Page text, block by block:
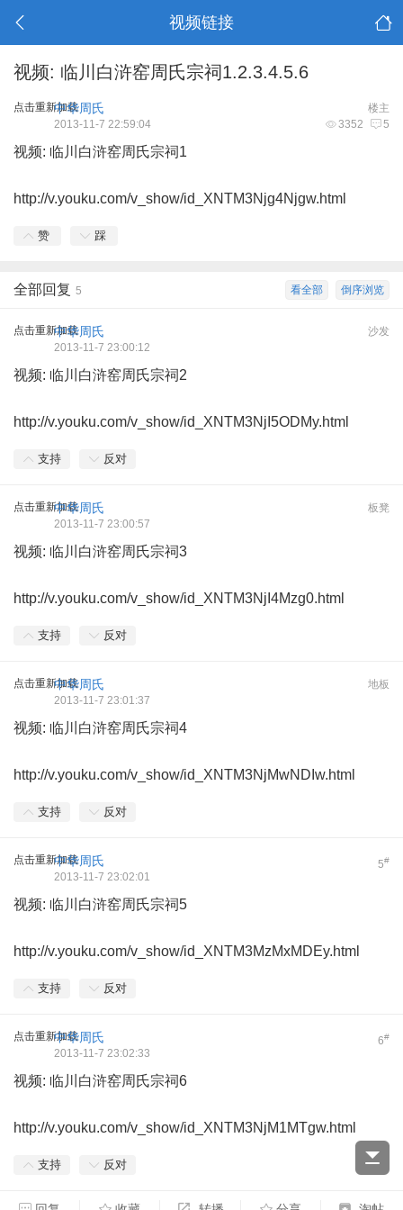
视频链接
视频: 临川白浒窑周氏宗祠1.2.3.4.5.6
点击重新加载 楼主
中华周氏
3352 5
2013-11-7 22:59:04
视频: 临川白浒窑周氏宗祠1
http://v.youku.com/v_show/id_XNTM3Njg4Njgw.html
赞 踩
倒序浏览
看全部
全部回复 5
点击重新加载 沙发
中华周氏
2013-11-7 23:00:12
视频: 临川白浒窑周氏宗祠2
http://v.youku.com/v_show/id_XNTM3NjI5ODMy.html
支持 反对
点击重新加载 板凳
中华周氏
2013-11-7 23:00:57
视频: 临川白浒窑周氏宗祠3
http://v.youku.com/v_show/id_XNTM3NjI4Mzg0.html
支持 反对
点击重新加载 地板
中华周氏
2013-11-7 23:01:37
视频: 临川白浒窑周氏宗祠4
http://v.youku.com/v_show/id_XNTM3NjMwNDIw.html
支持 反对
点击重新加载 5#
中华周氏
2013-11-7 23:02:01
视频: 临川白浒窑周氏宗祠5
http://v.youku.com/v_show/id_XNTM3MzMxMDEy.html
支持 反对
点击重新加载 6#
中华周氏
2013-11-7 23:02:33
视频: 临川白浒窑周氏宗祠6
http://v.youku.com/v_show/id_XNTM3NjM1MTgw.html
支持 反对